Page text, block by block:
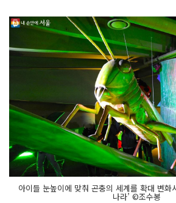
아이들 눈높이에 맞춰 곤충의 세계를 확대 변화
나라’ ©조수봉